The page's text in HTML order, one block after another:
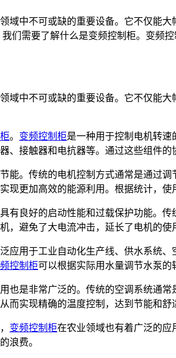
域中不可或缺的重要设备。它不仅能
们需要了解什么是变频控制柜。变频控
域中不可或缺的重要设备。它不仅能
。 变频控制柜是一种用于控制电机转速
、接触器和电抗器等。通过这些组件的
能。传统的电机控制方式通常是通过
现更加高效的能源利用。根据统计，使
有良好的启动性能和过载保护功能。
，避免了大电流冲击，延长了电机的使
应用于工业自动化生产线、供水系统、
控制柜可以根据实际用水量调节水泵的
也是非常广泛的。传统的空调系统通
而实现精确的温度控制，达到节能和舒
变频控制柜在农业领域也有着广泛的应
浪费。